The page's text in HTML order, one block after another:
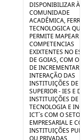
DISPONIBILIZAR À
COMUNIDADE
ACADÊMICA,
TECNOLOGICA QUE
PERMITE MAPEAR
COMPETENCIAS
EXIXTENTES NO
DE GOIAS, COM O
DE INCREMENTAR A
INTERAÇÃO DAS
INSTITUIÇÕES DE
SUPERIOR - IES E
INSTITUIÇÕES DE
TECNOLOGIA E
ICT`s COM O SETOR
EMPRESARIAL E
INSTITUIÇÕES
OU PRIVADAS